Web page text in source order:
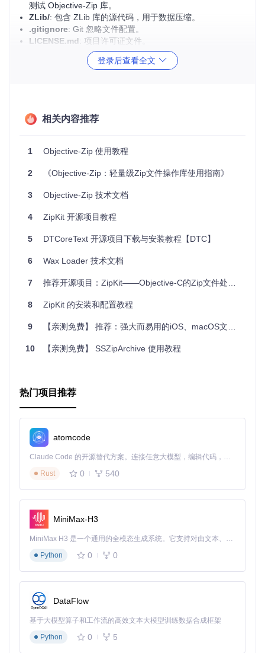
测试 Objective-Zip 库。
ZLib/: 包含 ZLib 库的源代码，用于数据压缩。
.gitignore: Git 忽略文件配置。
LICENSE.md: 项目许可证文件。
: 项目说明文档。
objective-zip.podspec: CocoaPods 配置文件，用于集成
Objective-Zip 项目的启动文件是
建、打开和操作 ZIP 文件的接口。
OZZipFile: 主要类，用于管理 ZIP 文件的创建、打开和操
OZZipFileMode: 枚举类型，定义了 ZIP 文件的操作模式
（创建、追加、解压缩）。
OZZipArchive : 类，用于管理 ZIP 文件中的条目（文件和
目录）。
3. 项目的配置文件介绍
Objective-Zip 项目的配置文件主要是objective-zip.pods
这个文件用于通过 CocoaPods 集成 Objective-Zip 库。文件
内容如下：
  spec.version      =
  spec.summary      =
  spec.source       = {
  spec.source_files =
'Objective-Zip/**/*.{h,m}'
  spec.requires_arc =
  spec.ios.deployment_target =
  spec.osx.deployment_target =
'10.10'
end
Objective-Zip.xcodeproj:
这个文件是 Xcode 项目文件，包含了项目的所有配置信息，
发者可以在 Xcode 中进行开发和测试。
Zip 库。
登录后查看全文
相关内容推荐
1 Objective-Zip 使用教程
2 《Objective-Zip：轻量级Zip文件操作库使用指南》
3 Objective-Zip 技术文档
4 ZipKit 开源项目教程
5 DTCoreText 开源项目下载与安装教程【DTC】
6 Wax Loader 技术文档
7 推荐开源项目：ZipKit——Objective-C的Zip文件处理框架
8 ZipKit 的安装和配置教程
9 【亲测免费】 推荐：强大而易用的iOS、macOS文件压缩库——SSZipArchive
10 【亲测免费】 SSZipArchive 使用教程
热门项目推荐
atomcode
Claude Code 的开源替代方案。连接任意大模型，编辑代码，运行命令，自动验证 — 全自动执行。用 Rust 构建，极致性能。 ｜ An open-source alternative to Claude Code. Connect any LLM, edit code, run commands, and verify changes — autonomously. Built in Rust for speed. Get Started
Rust
0 540
MiniMax-H3
MiniMax H3 是一个通用的全模态生成系统。它支持对由文本、图像、视频和音频组成的多模态上下文进行统一理解，并能生成分辨率高达 2K、时长可达 15 秒的带原生立体声音频的视频。得益于面向任务泛化的系统设计，H3 在预训练阶段就已具备广泛的多模态上下文理解与生成能力，能够出色地执行复杂的多模态指令。
Python
0 0
DataFlow
基于大模型算子和工作流的高效文本大模型训练数据合成框架
Python
0 5